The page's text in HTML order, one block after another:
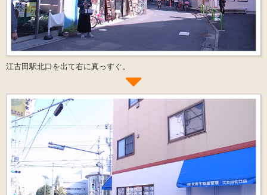
江古田駅北口を出て右に真っすぐ。